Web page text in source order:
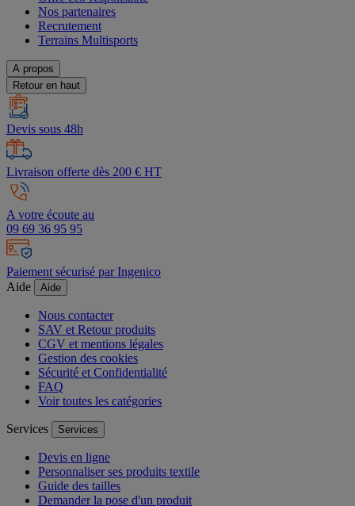
Nos partenaires
Recrutement
Terrains Multisports
A propos
Retour en haut
Devis sous 48h
Livraison offerte dès 200 € HT
A votre écoute au
09 69 36 95 95
Paiement sécurisé par Ingenico
Aide
Aide
Nous contacter
SAV et Retour produits
CGV et mentions légales
Gestion des cookies
Sécurité et Confidentialité
FAQ
Voir toutes les catégories
Services Services
Devis en ligne
Personnaliser ses produits textile
Guide des tailles
Demander la pose d'un produit